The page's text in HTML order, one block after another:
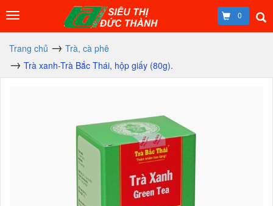
0
Trang chủ
Trà, cà phê
Trà xanh-Trà Bắc Thái, hộp giấy (80g).